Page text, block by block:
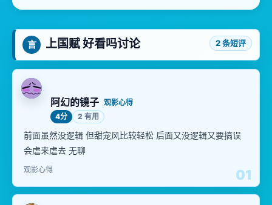
言 上国赋 好看吗讨论 2 条短评
01
阿幻的镜子 观影心得
4分
2 有用
前面虽然没逻辑 但甜宠风比较轻松 后面又没逻辑又要搞误
会虐来虐去 无聊
观影心得